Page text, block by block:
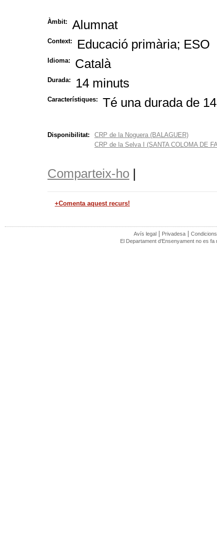
Àmbit: Alumnat
Context: Educació primària; ESO
Idioma: Català
Durada: 14 minuts
Característiques: Té una durada de
Disponibilitat:
CRP de la Noguera (BALAGUER)
CRP de la Selva I (SANTA COLOMA DE
Comparteix-ho |
+Comenta aquest recurs!
Avís legal | Privadesa |
El Departament d'Ensenyament no es